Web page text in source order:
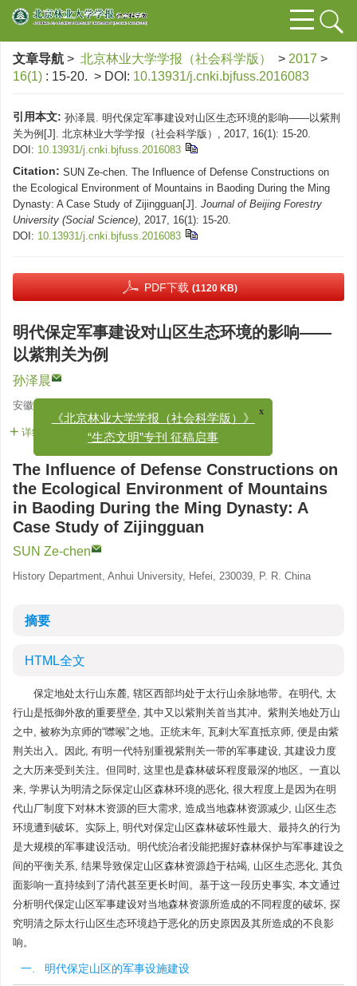
文章导航 > 北京林业大学学报（社会科学版） > 2017 >
16(1) : 15-20. > DOI: 10.13931/j.cnki.bjfuss.2016083
引用本文: 孙泽晨. 明代保定军事建设对山区生态环境的影响——以紫荆
关为例[J]. 北京林业大学学报（社会科学版）, 2017, 16(1): 15-20.
DOI: 10.13931/j.cnki.bjfuss.2016083
Citation: SUN Ze-chen. The Influence of Defense Constructions on
the Ecological Environment of Mountains in Baoding During the Ming
Dynasty: A Case Study of Zijingguan[J]. Journal of Beijing Forestry
University (Social Science), 2017, 16(1): 15-20.
DOI: 10.13931/j.cnki.bjfuss.2016083
PDF下载 (1120 KB)
明代保定军事建设对山区生态环境的影响——
以紫荆关为例
孙泽晨
安徽大学历史系
详细信息
The Influence of Defense Constructions on
the Ecological Environment of Mountains
in Baoding During the Ming Dynasty: A
Case Study of Zijingguan
SUN Ze-chen
History Department, Anhui University, Hefei, 230039, P. R. China
摘要
HTML全文
保定地处太行山东麓, 辖区西部均处于太行山余脉地带。在明代, 太
行山是抵御外敌的重要壁垒, 其中又以紫荆关首当其冲。紫荆关地处万山
之中, 被称为京师的“噤喉”之地。正统末年, 瓦剌大军直抵京师, 便是由紫
荆关出入。因此, 有明一代特别重视紫荆关一带的军事建设, 其建设力度
之大历来受到关注。但同时, 这里也是森林破坏程度最深的地区。一直以
来, 学界认为明清之际保定山区森林环境的恶化, 很大程度上是因为在明
代山厂制度下对林木资源的巨大需求, 造成当地森林资源减少, 山区生态
环境遭到破坏。实际上, 明代对保定山区森林破坏性最大、最持久的行为
是大规模的军事建设活动。明代统治者没能把握好森林保护与军事建设之
间的平衡关系, 结果导致保定山区森林资源趋于枯竭, 山区生态恶化, 其负
面影响一直持续到了清代甚至更长时间。基于这一段历史事实, 本文通过
分析明代保定山区军事建设对当地森林资源所造成的不同程度的破坏, 探
究明清之际太行山区生态环境趋于恶化的历史原因及其所造成的不良影
响。
一. 明代保定山区的军事设施建设
《北京林业大学学报（社会科学版）》
“生态文明”专刊 征稿启事